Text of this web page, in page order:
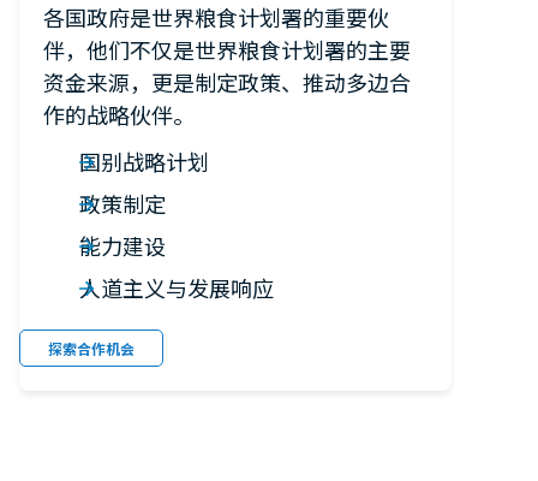
各国政府是世界粮食计划署的重要伙
伴，他们不仅是世界粮食计划署的主要
资金来源，更是制定政策、推动多边合
作的战略伙伴。
国别战略计划
政策制定
能力建设
人道主义与发展响应
探索合作机会